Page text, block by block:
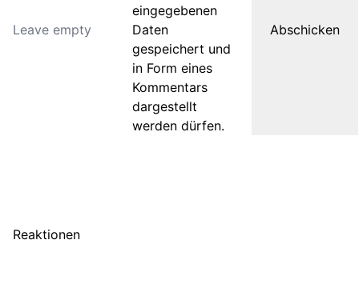
eingegebenen
Daten
gespeichert und
in Form eines
Kommentars
dargestellt
werden dürfen.
Reaktionen